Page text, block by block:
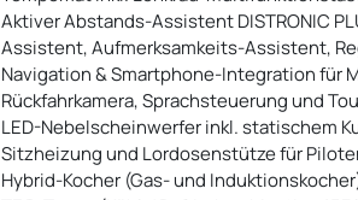
Aktiver Abstands-Assistent DISTRONIC
Assistent, Aufmerksamkeits-Assistent,
Navigation & Smartphone-Integration für
Rückfahrkamera, Sprachsteuerung und
LED-Nebelscheinwerfer inkl. statischem
Sitzheizung und Lordosenstütze für
Hybrid-Kocher (Gas- und